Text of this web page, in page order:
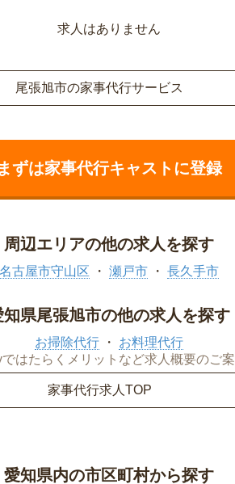
求人はありません
尾張旭市の家事代行サービス
まずは家事代行キャストに登録
周辺エリアの他の求人を探す
名古屋市守山区 瀬戸市 長久手市
知県尾張旭市の他の求人を探す
お掃除代行
お料理代行
はたらくメリットなど求人概要のご
家事代行求人TOP
愛知県内の市区町村から探す